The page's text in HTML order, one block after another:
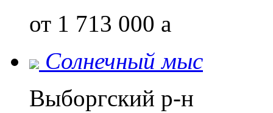
от 1 713 000 a
Солнечный мыс
Выборгский р-н